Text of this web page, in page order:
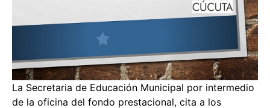
La Secretaria de Educación Municipal por intermedio
de la oficina del fondo prestacional, cita a los